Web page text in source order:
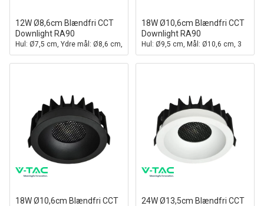
12W Ø8,6cm Blændfri CCT
Downlight RA90
Hul: Ø7,5 cm, Ydre mål: Ø8,6 cm,
3 lyskulører, sort front,
Honeycomb
18W Ø10,6cm Blændfri CCT
Downlight RA90
Hul: Ø9,5 cm, Mål: Ø10,6 cm, 3
lyskulører, hvid front,
Honeycomb
18W Ø10,6cm Blændfri CCT
24W Ø13,5cm Blændfri CCT